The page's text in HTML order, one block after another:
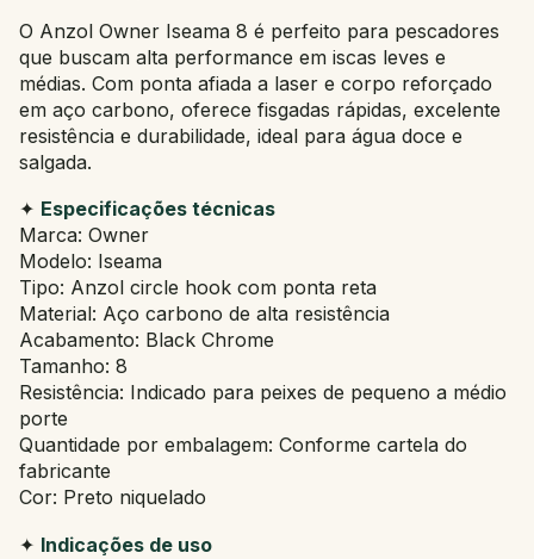
O Anzol Owner Iseama 8 é perfeito para pescadores
que buscam alta performance em iscas leves e
médias. Com ponta afiada a laser e corpo reforçado
em aço carbono, oferece fisgadas rápidas, excelente
resistência e durabilidade, ideal para água doce e
salgada.
✦ Especificações técnicas
Marca: Owner
Modelo: Iseama
Tipo: Anzol circle hook com ponta reta
Material: Aço carbono de alta resistência
Acabamento: Black Chrome
Tamanho: 8
Resistência: Indicado para peixes de pequeno a médio
porte
Quantidade por embalagem: Conforme cartela do
fabricante
Cor: Preto niquelado
✦ Indicações de uso